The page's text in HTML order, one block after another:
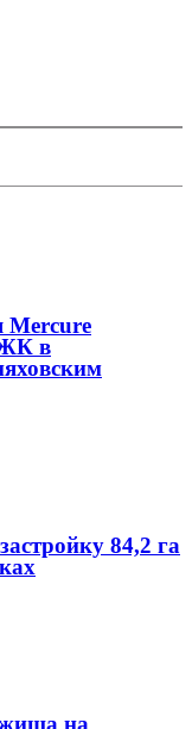
Mercure
ЖК в
84,2 га
на